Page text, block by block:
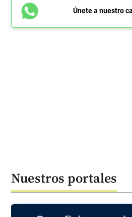
Únete a nuestro
Nuestros portales